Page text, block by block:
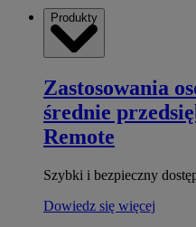
Produkty
Zastosowania
średnie
Remote
Szybki i bezpieczny
Dowiedz się więcej